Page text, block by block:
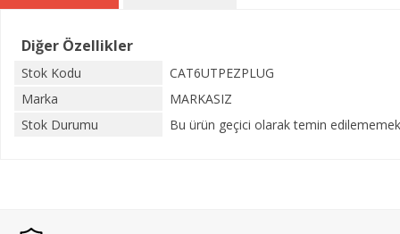
Diğer Özellikler
Stok Kodu
CAT6UTPEZPLUG
Marka
MARKASIZ
Stok Durumu
Bu ürün geçici olarak temin